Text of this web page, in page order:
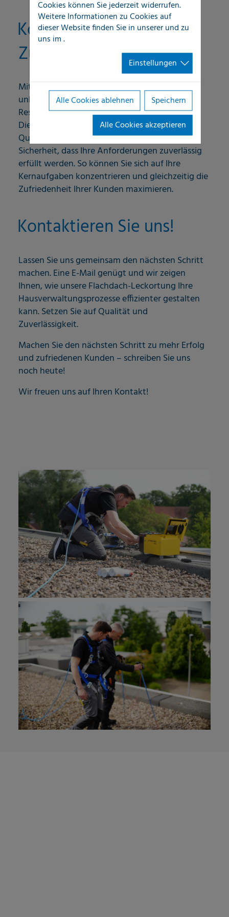
Kosteneffizienz und
Zuverlässigkeit
Mit unserer präzisen Leckortung können Sie
unkontrollierbare Kosten vermeiden und Ihre
Ressourcen optimal nutzen. Unsere
Dienstleistungen entsprechen höchsten
Qualitätsstandards und bieten Ihnen die
Sicherheit, dass Ihre Anforderungen zuverlässig
erfüllt werden. So können Sie sich auf Ihre
Kernaufgaben konzentrieren und gleichzeitig die
Zufriedenheit Ihrer Kunden maximieren.
Kontaktieren Sie uns!
Lassen Sie uns gemeinsam den nächsten Schritt
machen. Eine E-Mail genügt und wir zeigen
Ihnen, wie unsere Flachdach-Leckortung Ihre
Hausverwaltungsprozesse effizienter gestalten
kann. Setzen Sie auf Qualität und
Zuverlässigkeit.
Machen Sie den nächsten Schritt zu mehr Erfolg
und zufriedenen Kunden – schreiben Sie uns
noch heute!
Wir freuen uns auf Ihren Kontakt!
Cookies können Sie jederzeit widerrufen.
Weitere Informationen zu Cookies auf
dieser Website finden Sie in unsererund zu
uns im.
Einstellungen
Alle Cookies ablehnen
Speichern
Alle Cookies akzeptieren